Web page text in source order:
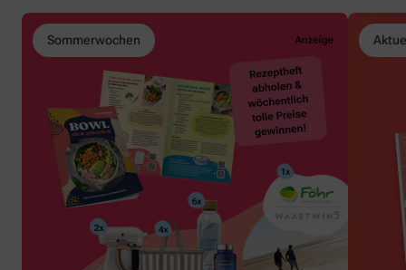
Sommerwochen